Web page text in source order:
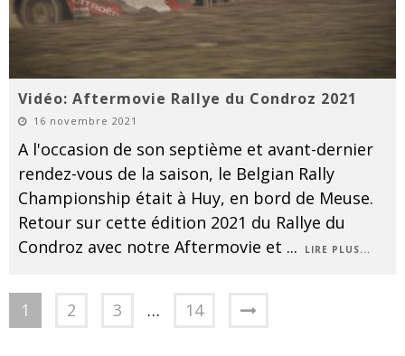
Vidéo: Aftermovie Rallye du Condroz 2021
16 novembre 2021
A l'occasion de son septième et avant-dernier
rendez-vous de la saison, le Belgian Rally
Championship était à Huy, en bord de Meuse.
Retour sur cette édition 2021 du Rallye du
Condroz avec notre Aftermovie et ... LIRE PLUS...
1 2 3 … 14